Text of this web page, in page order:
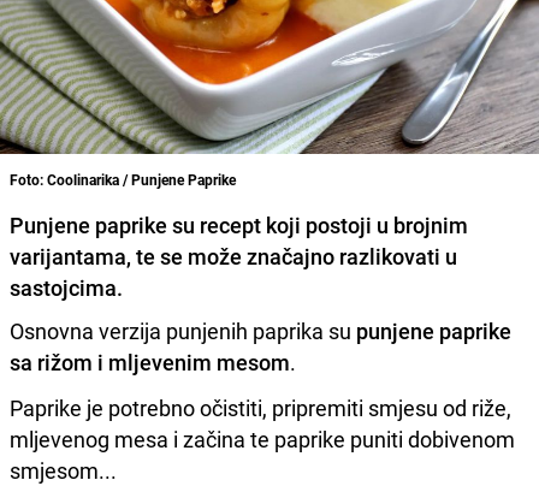
Foto: Coolinarika / Punjene Paprike
Punjene paprike su recept koji postoji u brojnim
varijantama, te se može značajno razlikovati u
sastojcima.
Osnovna verzija punjenih paprika su punjene paprike
sa rižom i mljevenim mesom.
Paprike je potrebno očistiti, pripremiti smjesu od riže,
mljevenog mesa i začina te paprike puniti dobivenom
smjesom...